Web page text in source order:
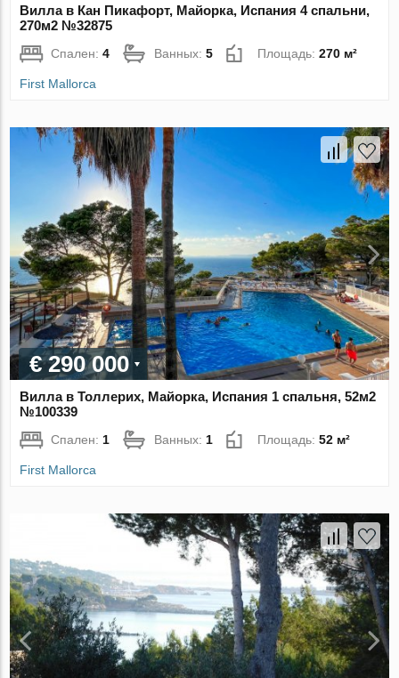
Вилла в Кан Пикафорт, Майорка, Испания 4 спальни,
270м2 №32875
Спален:4 Ванных:5 Площадь:270 м²
First Mallorca
€ 290 000
Вилла в Толлерих, Майорка, Испания 1 спальня, 52м2
№100339
Спален: 1 Ванных: 1 Площадь:52 м²
First Mallorca